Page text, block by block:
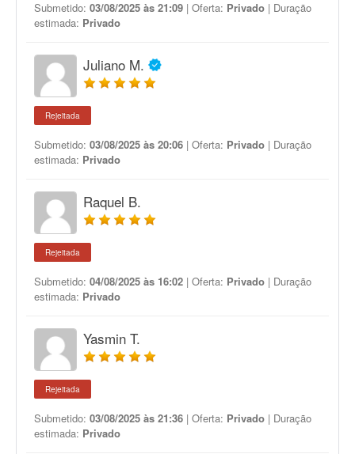
Submetido: 03/08/2025 às 21:09 | Oferta: Privado | Duração
estimada: Privado
Juliano M.
Rejeitada
Submetido: 03/08/2025 às 20:06 | Oferta: Privado | Duração
estimada: Privado
Raquel B.
Rejeitada
Submetido: 04/08/2025 às 16:02 | Oferta: Privado | Duração
estimada: Privado
Yasmin T.
Rejeitada
Submetido: 03/08/2025 às 21:36 | Oferta: Privado | Duração
estimada: Privado